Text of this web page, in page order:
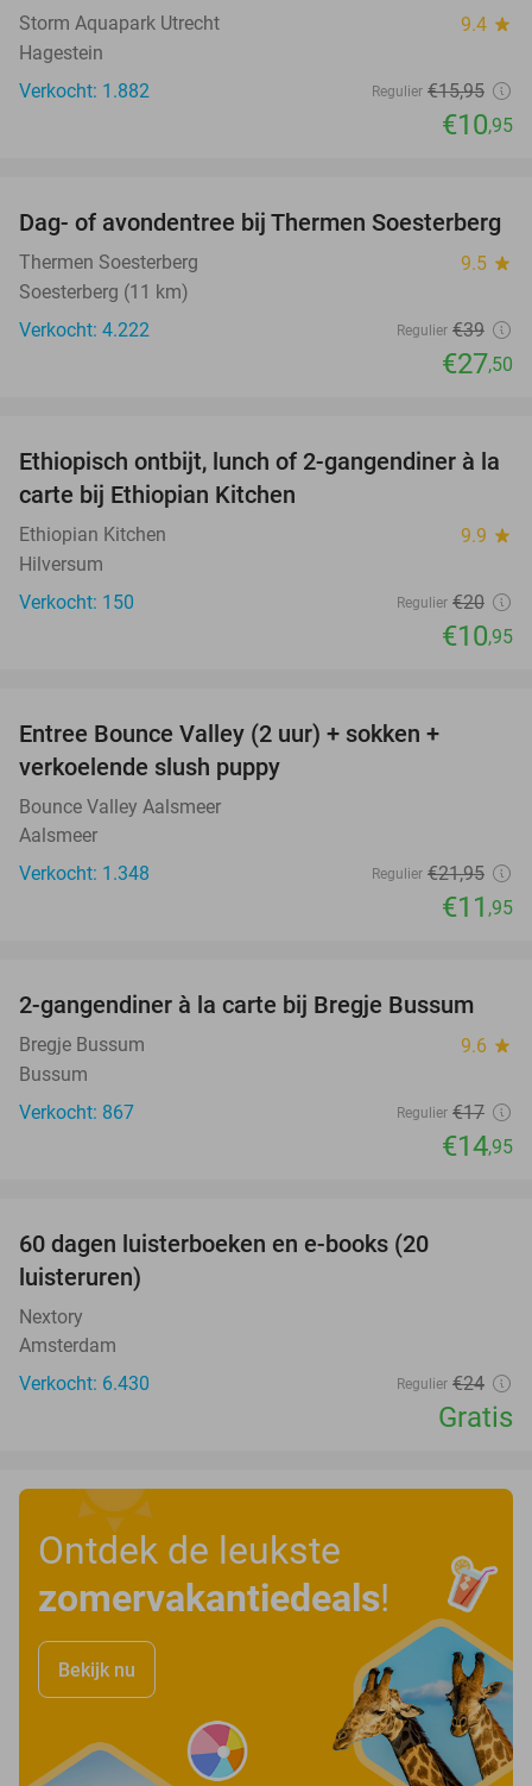
Storm Aquapark Utrecht 9.4 star
Hagestein
Verkocht: 1.882
Regulier €15,95
€10,95
29%
Dag- of avondentree bij Thermen Soesterberg
Thermen Soesterberg 9.5 star
Soesterberg (11 km)
Verkocht: 4.222
Regulier €39
€27,50
45%
Ethiopisch ontbijt, lunch of 2-gangendiner à la
carte bij Ethiopian Kitchen
Ethiopian Kitchen 9.9 star
Hilversum
Verkocht: 150
Regulier €20
€10,95
Entree Bounce Valley (2 uur) + sokken +
verkoelende slush puppy
Bounce Valley Aalsmeer
Aalsmeer
Verkocht: 1.348
Regulier €21,95
€11 ,95
12%
2-gangendiner à la carte bij Bregje Bussum
Bregje Bussum 9.6 star
Bussum
Verkocht: 867
Regulier €17
€14,95
60 dagen luisterboeken en e-books (20
luisteruren)
Nextory
Amsterdam
Verkocht: 6.430
Regulier €24
Gratis
Ontdek de leukste
zomervakantiedeals!
Bekijk nu